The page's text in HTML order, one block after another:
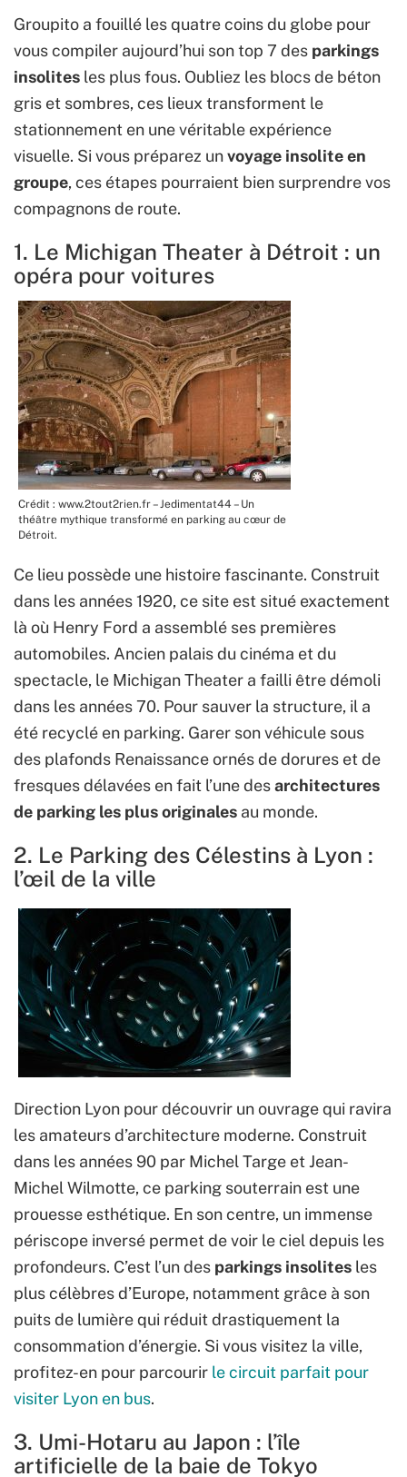
Groupito a fouillé les quatre coins du globe pour
vous compiler aujourd’hui son top 7 des parkings
insolites les plus fous. Oubliez les blocs de béton
gris et sombres, ces lieux transforment le
stationnement en une véritable expérience
visuelle. Si vous préparez unvoyage insolite en
groupe, ces étapes pourraient bien surprendre vos
compagnons de route.
1. Le Michigan Theater à Détroit : un
opéra pour voitures
Crédit : www.2tout2rien.fr – Jedimentat44 – Un
théâtre mythique transformé en parking au cœur de
Détroit.
Ce lieu possède une histoire fascinante. Construit
dans les années 1920, ce site est situé exactement
là où Henry Ford a assemblé ses premières
automobiles. Ancien palais du cinéma et du
spectacle, le Michigan Theater a failli être démoli
dans les années 70. Pour sauver la structure, il a
été recyclé en parking. Garer son véhicule sous
des plafonds Renaissance ornés de dorures et de
fresques délavées en fait l’une desarchitectures
de parking les plus originales au monde.
2. Le Parking des Célestins à Lyon :
l’œil de la ville
Direction Lyon pour découvrir un ouvrage qui ravira
les amateurs d’architecture moderne. Construit
dans les années 90 par Michel Targe et Jean-
Michel Wilmotte, ce parking souterrain est une
prouesse esthétique. En son centre, un immense
périscope inversé permet de voir le ciel depuis les
profondeurs. C’est l’un des parkings insolites les
plus célèbres d’Europe, notamment grâce à son
puits de lumière qui réduit drastiquement la
consommation d’énergie. Si vous visitez la ville,
profitez-en pour parcourir le circuit parfait pour
visiter Lyon en bus.
3. Umi-Hotaru au Japon : l’île
artificielle de la baie de Tokyo